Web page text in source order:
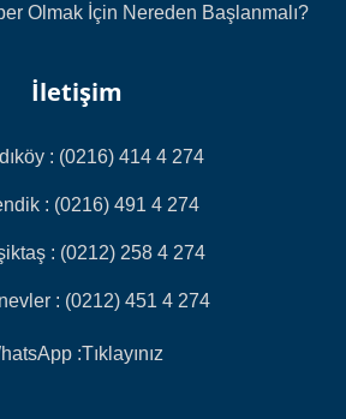
Olmak İçin Nereden Başlanmalı?
İletişim
: (0216) 414 4 274
: (0216) 491 4 274
: (0212) 258 4 274
: (0212) 451 4 274
:Tıklayınız